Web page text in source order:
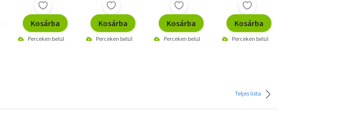
Kosárba
Perceken belül
központú
szülők okozta
lelki
sebeinket?
Kosárba
Perceken belül
Kosárba
Perceken belül
Kosárba
Perceken belül
Teljes lista